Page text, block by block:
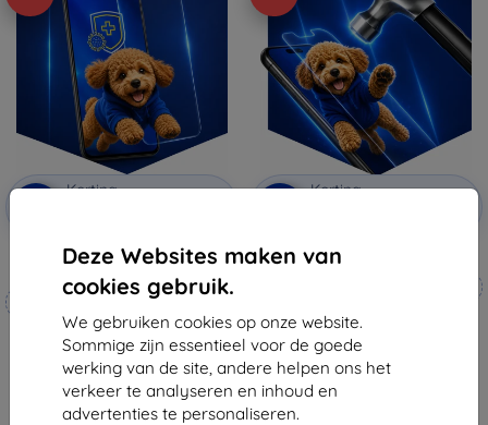
Deze Websites maken van
cookies gebruik.
We gebruiken cookies op onze website.
Sommige zijn essentieel voor de goede
werking van de site, andere helpen ons het
verkeer te analyseren en inhoud en
advertenties te personaliseren.
Korting
3mk Silverprotection+
beschermfolie
Op maat gemaakt
€ 19,90
€ 17,92
Op voorraad: > 5 stuks
Korting
3mk Hammer beschermfolie
€ 20,90
€ 18,80
Op voorraad: 4 stuks